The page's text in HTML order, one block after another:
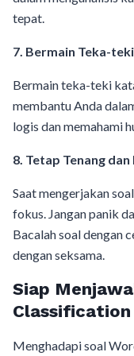
tepat.
7. Bermain Teka-
Bermain teka-teki
membantu Anda
logis dan memahami
8. Tetap Tenang dan
Saat mengerjakan
fokus. Jangan panik
Bacalah soal dengan
dengan seksama.
Siap
Classification
Menghadapi soal